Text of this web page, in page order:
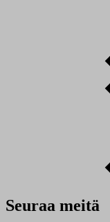
Seuraa meitä